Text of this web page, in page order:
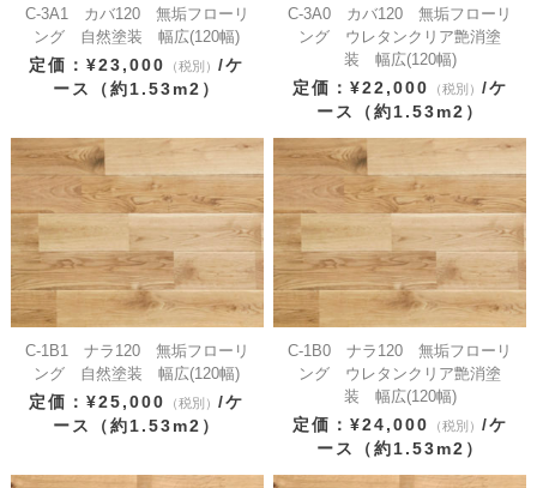
C-3A1 カバ120 無垢フローリ
ング 自然塗装 幅広(120幅)
定価：¥23,000 （税別）/ケ
ース（約1.53m2）
C-3A0 カバ120 無垢フローリ
ング ウレタンクリア艶消塗
装 幅広(120幅)
定価：¥22,000 （税別） /ケ
ース（約1.53m2）
C-1B1 ナラ120 無垢フローリ
ング 自然塗装 幅広(120幅)
定価：¥25,000 （税別）/ケ
ース（約1.53m2）
C-1B0 ナラ120 無垢フローリ
ング ウレタンクリア艶消塗
装 幅広(120幅)
定価：¥24,000 （税別） /ケ
ース（約1.53m2）